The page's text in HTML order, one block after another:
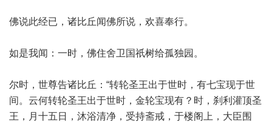
佛说此经已，诸比丘闻佛所说，欢喜奉行。
如是我闻：一时，佛住舍卫国祇树给孤独园。
尔时，世尊告诸比丘：“转轮圣王出于世时，有七宝现于世
间。云何转轮圣王出于世时，金轮宝现有？时，刹利灌顶圣
王，月十五日，沐浴清净，受持斋戒，于楼阁上，大臣围